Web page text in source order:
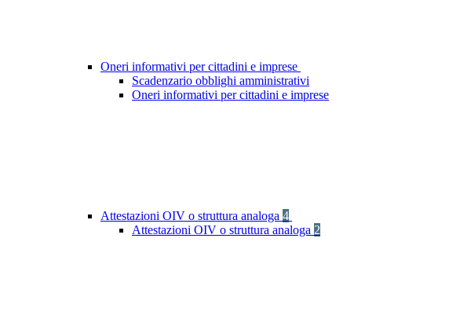
Oneri informativi per cittadini e imprese
Scadenzario obblighi amministrativi
Oneri informativi per cittadini e imprese
Attestazioni OIV o struttura analoga 4
Attestazioni OIV o struttura analoga 2